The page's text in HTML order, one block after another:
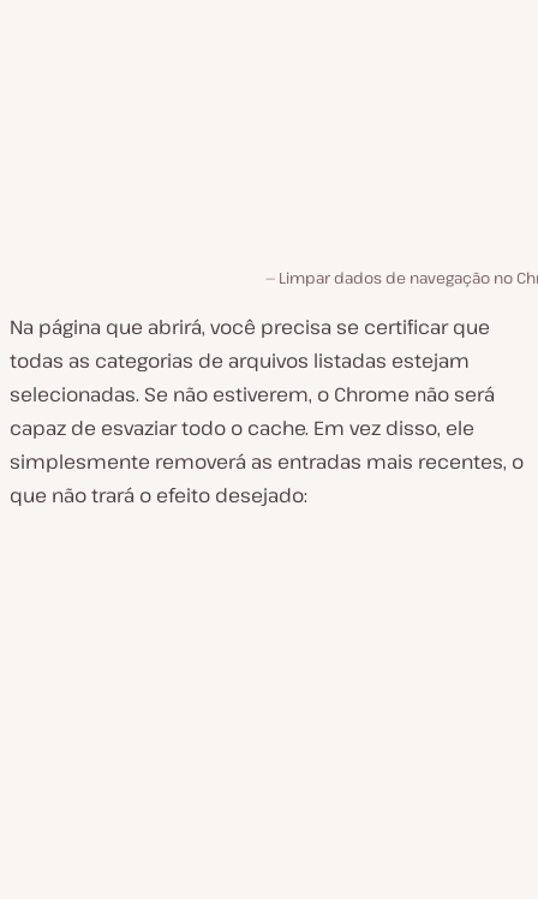
Limpar dados de navegação no
Na página que abrirá, você precisa se certificar que
todas as categorias de arquivos listadas estejam
selecionadas. Se não estiverem, o Chrome não será
capaz de esvaziar todo o cache. Em vez disso, ele
simplesmente removerá as entradas mais recentes, o
que não trará o efeito desejado: